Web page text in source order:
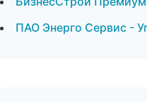
ПАО Энерго Сервис -